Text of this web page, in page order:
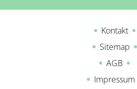
Kontakt
Sitemap
AGB
Impressum